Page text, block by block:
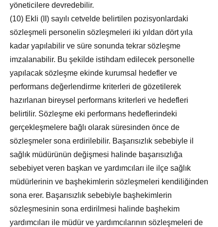
yöneticilere devredebilir.
(10) Ekli (II) sayılı cetvelde belirtilen pozisyonlardaki
sözleşmeli personelin sözleşmeleri iki yıldan dört yıla
kadar yapılabilir ve süre sonunda tekrar sözleşme
imzalanabilir. Bu şekilde istihdam edilecek personelle
yapılacak sözleşme ekinde kurumsal hedefler ve
performans değerlendirme kriterleri de gözetilerek
hazırlanan bireysel performans kriterleri ve hedefleri
belirtilir. Sözleşme eki performans hedeflerindeki
gerçekleşmelere bağlı olarak süresinden önce de
sözleşmeler sona erdirilebilir. Başarısızlık sebebiyle il
sağlık müdürünün değişmesi halinde başarısızlığa
sebebiyet veren başkan ve yardımcıları ile ilçe sağlık
müdürlerinin ve başhekimlerin sözleşmeleri kendiliğinden
sona erer. Başarısızlık sebebiyle başhekimlerin
sözleşmesinin sona erdirilmesi halinde başhekim
yardımcıları ile müdür ve yardımcılarının sözleşmeleri de